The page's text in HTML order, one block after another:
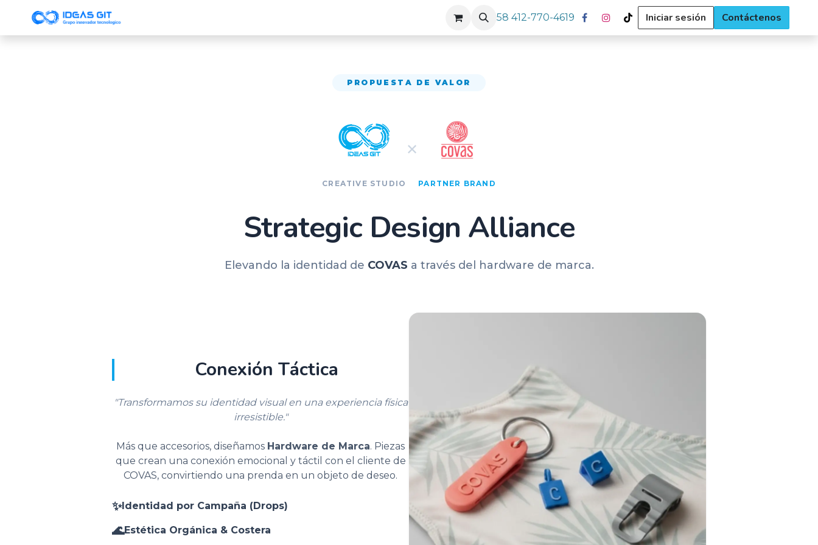
58 412-770-4619 Iniciar sesión Contáctenos
PROPUESTA DE VALOR
CREATIVE STUDIO
✕
PARTNER BRAND
Strategic Design Alliance
Elevando la identidad de COVAS a través del hardware de marca.
Conexión Táctica
"Transformamos su identidad visual en una experiencia física
irresistible."
Más que accesorios, diseñamos Hardware de Marca. Piezas
que crean una conexión emocional y táctil con el cliente de
COVAS, convirtiendo una prenda en un objeto de deseo.
✨Identidad por Campaña (Drops)
🌊Estética Orgánica & Costera